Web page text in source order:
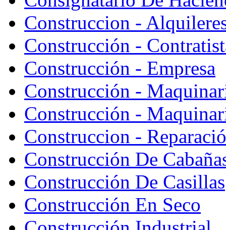
Construccion -
Construcción -
Construcción - Empresa
Construcción -
Construcción -
Construccion -
Construcción De
Construcción De Casillas
Construcción En Seco